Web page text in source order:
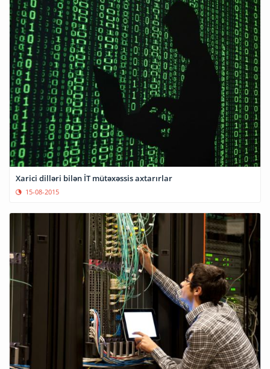
Xarici dilləri bilən İT mütəxəssis axtarırlar
15-08-2015